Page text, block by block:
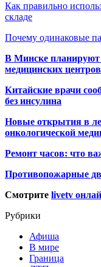
Как правильно
складе
Почему одинаковые
В Минске планируют
медицинских центров
Китайские врачи
без инсулина
Новые открытия в
онкологической
Ремонт часов: что
Противопожарные
Смотрите livetv
Рубрики
Афиша
В мире
Граница